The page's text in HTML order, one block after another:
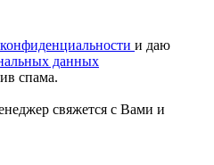
и даю
данных
спама.
свяжется с Вами и